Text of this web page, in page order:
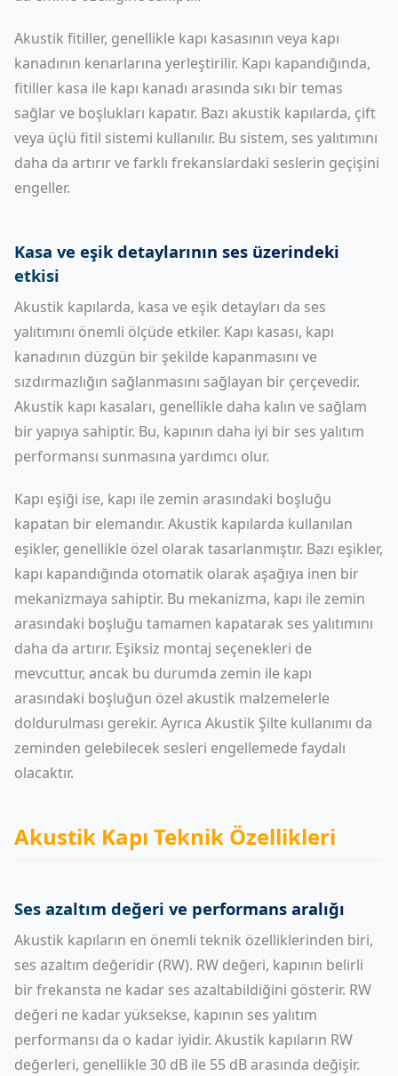
Akustik fitiller, genellikle kapı kasasının veya kapı
kanadının kenarlarına yerleştirilir. Kapı kapandığında,
fitiller kasa ile kapı kanadı arasında sıkı bir temas
sağlar ve boşlukları kapatır. Bazı akustik kapılarda, çift
veya üçlü fitil sistemi kullanılır. Bu sistem, ses yalıtımını
daha da artırır ve farklı frekanslardaki seslerin geçişini
engeller.
Kasa ve eşik detaylarının ses üzerindeki
etkisi
Akustik kapılarda, kasa ve eşik detayları da ses
yalıtımını önemli ölçüde etkiler. Kapı kasası, kapı
kanadının düzgün bir şekilde kapanmasını ve
sızdırmazlığın sağlanmasını sağlayan bir çerçevedir.
Akustik kapı kasaları, genellikle daha kalın ve sağlam
bir yapıya sahiptir. Bu, kapının daha iyi bir ses yalıtım
performansı sunmasına yardımcı olur.
Kapı eşiği ise, kapı ile zemin arasındaki boşluğu
kapatan bir elemandır. Akustik kapılarda kullanılan
eşikler, genellikle özel olarak tasarlanmıştır. Bazı eşikler,
kapı kapandığında otomatik olarak aşağıya inen bir
mekanizmaya sahiptir. Bu mekanizma, kapı ile zemin
arasındaki boşluğu tamamen kapatarak ses yalıtımını
daha da artırır. Eşiksiz montaj seçenekleri de
mevcuttur, ancak bu durumda zemin ile kapı
arasındaki boşluğun özel akustik malzemelerle
doldurulması gerekir. Ayrıca Akustik Şilte kullanımı da
zeminden gelebilecek sesleri engellemede faydalı
olacaktır.
Akustik Kapı Teknik Özellikleri
Ses azaltım değeri ve performans aralığı
Akustik kapıların en önemli teknik özelliklerinden biri,
ses azaltım değeridir (RW). RW değeri, kapının belirli
bir frekansta ne kadar ses azaltabildiğini gösterir. RW
değeri ne kadar yüksekse, kapının ses yalıtım
performansı da o kadar iyidir. Akustik kapıların RW
değerleri, genellikle 30 dB ile 55 dB arasında değişir.